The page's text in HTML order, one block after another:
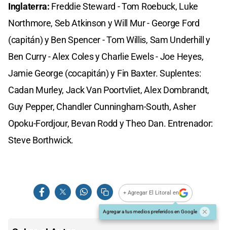
Inglaterra: Freddie Steward - Tom Roebuck, Luke
Northmore, Seb Atkinson y Will Mur - George Ford
(capitán) y Ben Spencer - Tom Willis, Sam Underhill y
Ben Curry - Alex Coles y Charlie Ewels - Joe Heyes,
Jamie George (cocapitán) y Fin Baxter. Suplentes:
Cadan Murley, Jack Van Poortvliet, Alex Dombrandt,
Guy Pepper, Chandler Cunningham-South, Asher
Opoku-Fordjour, Bevan Rodd y Theo Dan. Entrenador:
Steve Borthwick.
+ Agregar El Litoral en
Agregar a tus medios preferidos en Google